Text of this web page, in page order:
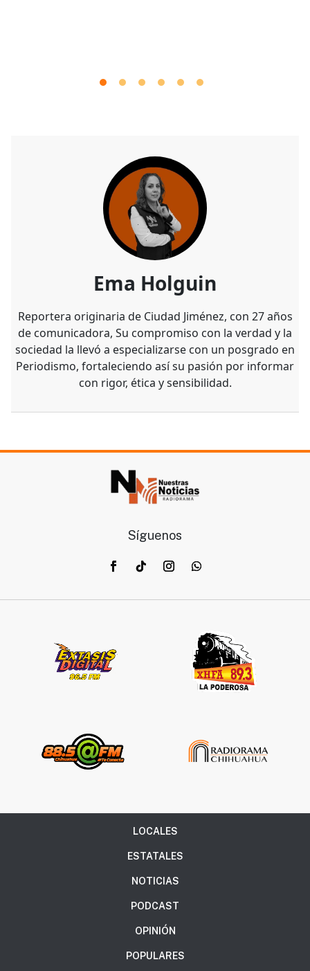
Ema Holguin
Reportera originaria de Ciudad Jiménez, con 27 años
de comunicadora, Su compromiso con la verdad y la
sociedad la llevó a especializarse con un posgrado en
Periodismo, fortaleciendo así su pasión por informar
con rigor, ética y sensibilidad.
Síguenos
LOCALES
ESTATALES
NOTICIAS
PODCAST
OPINIÓN
POPULARES